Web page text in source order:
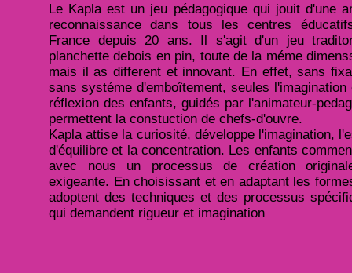
Le Kapla est un jeu pédagogique qui jouit d'une
reconnaissance dans tous les centres
France depuis 20 ans. Il s'agit d'un jeu
planchette debois en pin, toute de la méme
mais il as different et innovant. En effet, sans
sans systéme d'emboîtement, seules l'imagination
réflexion des enfants, guidés par l'animateur-
permettent la constuction de chefs-d'ouvre.
Kapla attise la curiosité, développe l'imagination,
d'équilibre et la concentration. Les enfants
avec nous un processus de création
exigeante. En choisissant et en adaptant les
adoptent des techniques et des processus
qui demandent rigueur et imagination